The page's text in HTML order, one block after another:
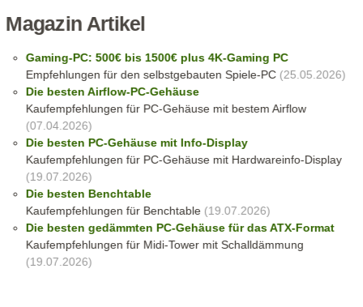
Magazin Artikel
Gaming-PC: 500€ bis 1500€ plus 4K-Gaming PC
Empfehlungen für den selbstgebauten Spiele-PC(25.05.2026)
Die besten Airflow-PC-Gehäuse
Kaufempfehlungen für PC-Gehäuse mit bestem Airflow
(07.04.2026)
Die besten PC-Gehäuse mit Info-Display
Kaufempfehlungen für PC-Gehäuse mit Hardwareinfo-Display
(19.07.2026)
Die besten Benchtable
Kaufempfehlungen für Benchtable (19.07.2026)
Die besten gedämmten PC-Gehäuse für das ATX-Format
Kaufempfehlungen für Midi-Tower mit Schalldämmung
(19.07.2026)